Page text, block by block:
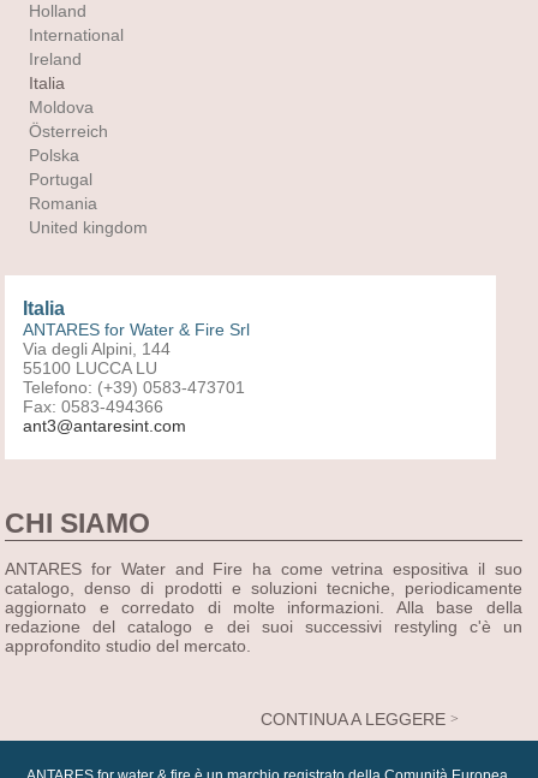
Holland
International
Ireland
Italia
Moldova
Österreich
Polska
Portugal
Romania
United kingdom
Italia
ANTARES for Water & Fire Srl
Via degli Alpini, 144
55100 LUCCA LU
Telefono: (+39) 0583-473701
Fax: 0583-494366
ant3@antaresint.com
CHI SIAMO
ANTARES for Water and Fire ha come vetrina espositiva il suo
catalogo, denso di prodotti e soluzioni tecniche, periodicamente
aggiornato e corredato di molte informazioni. Alla base della
redazione del catalogo e dei suoi successivi restyling c'è un
approfondito studio del mercato.
CONTINUA A LEGGERE